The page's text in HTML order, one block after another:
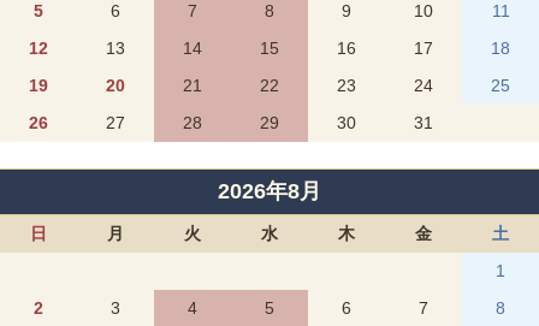
5
6 7 8 9 10
11
12
13 14 15 16 17
18
19
20 21 22 23 24
25
26
27 28 29 30 31
2026年8月
日 月 火 水 木 金
土
1
2
3 4 5 6 7
8